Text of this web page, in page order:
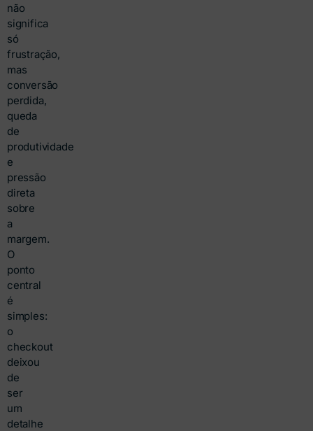
não
significa
só
frustração,
mas
conversão
perdida,
queda
de
produtividade
e
pressão
direta
sobre
a
margem.
O
ponto
central
é
simples:
o
checkout
deixou
de
ser
um
detalhe